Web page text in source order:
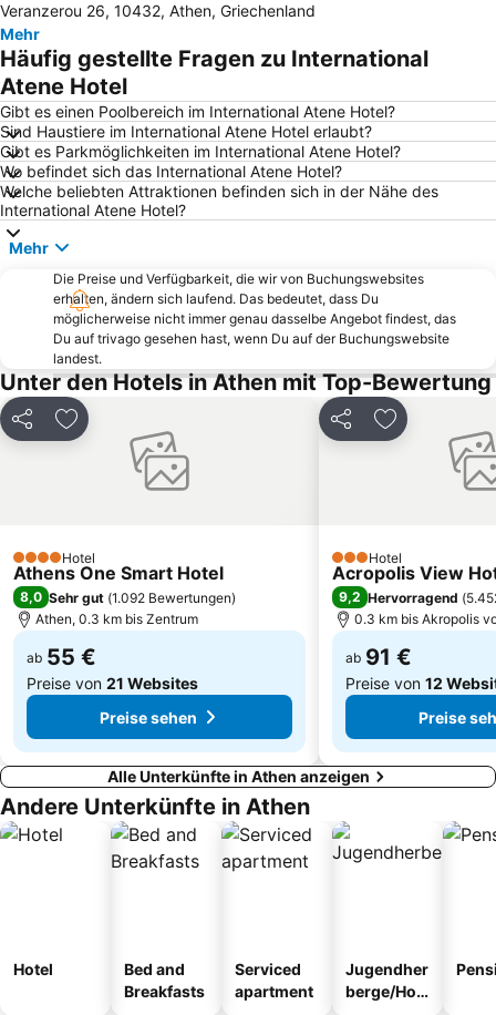
Egaleo
Psirri
Fetiye Mosque
Nea Makri
Porto Rafti
Aegina Port
Piraeus Station
Α Beach Voula
Pefki
Ermou
Kallithea
Thissio
Panathenaic Stadium
Marina Zea Pasalimani
Chalikiada
Nea Peramos
Lefkandi
Astir Beach
Agia Marina
Traditional Settlement of Anafiotika
Megaron - Athens International Conference Centre
Ampelokipoi
Traditional Settlement of Aigina
Kerameikos
Nea Smyrni
Christmas at Syntagma Square
Kifissia Garden
Agia Paraskevi
Saronida
Anavissos 1
Veranzerou 26, 10432, Athen, Griechenland
Mehr
Häufig gestellte Fragen zu International
Atene Hotel
Gibt es einen Poolbereich im International Atene Hotel?
Sind Haustiere im International Atene Hotel erlaubt?
Gibt es Parkmöglichkeiten im International Atene Hotel?
Wo befindet sich das International Atene Hotel?
Welche beliebten Attraktionen befinden sich in der Nähe des
International Atene Hotel?
Mehr
Die Preise und Verfügbarkeit, die wir von Buchungswebsites
erhalten, ändern sich laufend. Das bedeutet, dass Du
möglicherweise nicht immer genau dasselbe Angebot findest, das
Du auf trivago gesehen hast, wenn Du auf der Buchungswebsite
landest.
Unter den Hotels in Athen mit Top-Bewertung
Teilen Zu Favoriten hinzufügen
4 SterneHotel
Athens One Smart Hotel
8,0 Sehr gut (1.092 Bewertungen)
Athen, 0.3 km bis Zentrum
ab 55 €
Preise von 21 Websites
Preise sehen
Teilen Zu Favoriten
3 Sterne
Hotel
Acropolis View
9,2 Hervorragend (
0.3 km bis Akropolis
ab 91 €
Preise von 12
Preise
Alle Unterkünfte in Athen anzeigen
Andere Unterkünfte in Athen
Hotel
Bed and
Breakfasts
Serviced
apartment
Jugendher
berge/Hos